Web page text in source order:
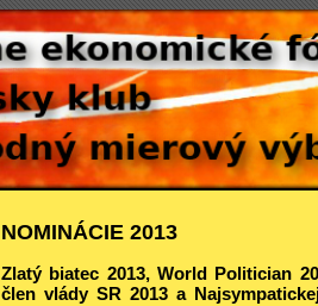
NOMINÁCIE 2013
Zlatý biatec 2013, World Politician
člen vlády SR 2013 a